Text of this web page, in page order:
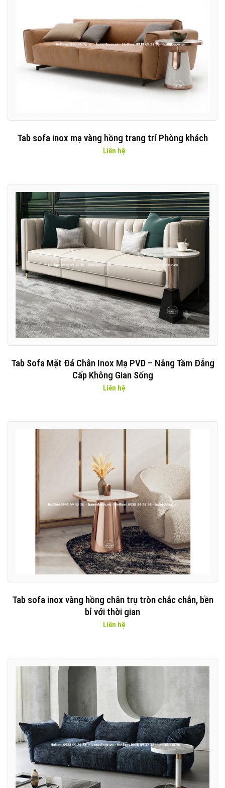
Tab sofa inox mạ vàng hồng trang trí Phòng khách
Liên hệ
Tab Sofa Mặt Đá Chân Inox Mạ PVD – Nâng Tầm Đẳng
Cấp Không Gian Sống
Liên hệ
Tab sofa inox vàng hồng chân trụ tròn chắc chắn, bền
bỉ với thời gian
Liên hệ